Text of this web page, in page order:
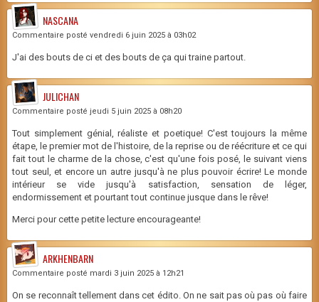
NASCANA
Commentaire posté vendredi 6 juin 2025 à 03h02
J'ai des bouts de ci et des bouts de ça qui traine partout.
JULICHAN
Commentaire posté jeudi 5 juin 2025 à 08h20
Tout simplement génial, réaliste et poetique! C'est toujours la même
étape, le premier mot de l'histoire, de la reprise ou de réécriture et ce qui
fait tout le charme de la chose, c'est qu'une fois posé, le suivant viens
tout seul, et encore un autre jusqu'à ne plus pouvoir écrire! Le monde
intérieur se vide jusqu'à satisfaction, sensation de léger,
endormissement et pourtant tout continue jusque dans le rêve!
Merci pour cette petite lecture encourageante!
ARKHENBARN
Commentaire posté mardi 3 juin 2025 à 12h21
On se reconnaît tellement dans cet édito. On ne sait pas où pas où faire